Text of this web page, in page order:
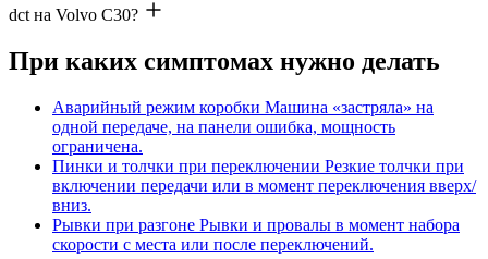
dct на Volvo C30?
При каких симптомах нужно делать
Аварийный режим коробки Машина «застряла» на
одной передаче, на панели ошибка, мощность
ограничена.
Пинки и толчки при переключении Резкие толчки при
включении передачи или в момент переключения вверх/
вниз.
Рывки при разгоне Рывки и провалы в момент набора
скорости с места или после переключений.